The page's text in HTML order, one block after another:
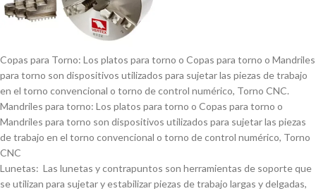
Copas para Torno: Los platos para torno o Copas para torno o Mandriles
para torno son dispositivos utilizados para sujetar las piezas de trabajo
en el torno convencional o torno de control numérico, Torno CNC.
Mandriles para torno: Los platos para torno o Copas para torno o
Mandriles para torno son dispositivos utilizados para sujetar las piezas
de trabajo en el torno convencional o torno de control numérico, Torno
CNC
Lunetas: Las lunetas y contrapuntos son herramientas de soporte que
se utilizan para sujetar y estabilizar piezas de trabajo largas y delgadas,